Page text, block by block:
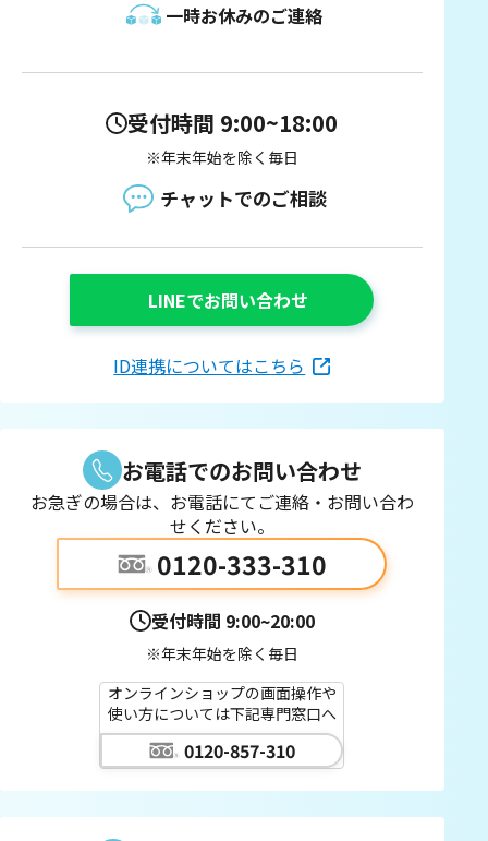
一時お休みのご連絡
受付時間 9:00~18:00
※年末年始を除く毎日
チャットでのご相談
LINEでお問い合わせ
ID連携についてはこちら
お電話でのお問い合わせ
お急ぎの場合は、お電話にてご連絡・お問い合わ
せください。
0120-333-310
受付時間 9:00~20:00
※年末年始を除く毎日
オンラインショップの画面操作や
使い方については下記専門窓口へ
0120-857-310